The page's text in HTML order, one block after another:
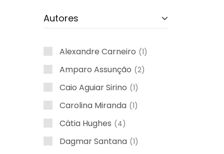
Fotografias
Infantis
Literatura Fantástica
Nacionais
Outros
Poesias 37
Psicologia
Autores
Alexandre Carneiro 1
Amparo Assunção 2
Caio Aguiar Sirino 1
Carolina Miranda 1
Cátia Hughes 4
Dagmar Santana 1